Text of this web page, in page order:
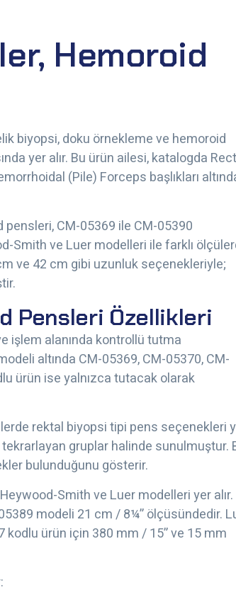
Hemoroid
biyopsi, doku örnekleme ve hemoroid
yer alır. Bu ürün ailesi, katalogda
(Pile) Forceps başlıkları
CM-05369 ile CM-05390
Smith ve Luer modelleri ile farklı
ve 42 cm gibi uzunluk seçenekleriyle;
Pensleri Özellikleri
işlem alanında kontrollü tutma
altında CM-05369, CM-05370, CM-
ürün ise yalnızca tutacak olarak
rektal biyopsi tipi pens seçenekleri
gruplar halinde sunulmuştur.
bulunduğunu gösterir.
Smith ve Luer modelleri yer alır.
modeli 21 cm / 8¼” ölçüsündedir.
ürün için 380 mm / 15” ve 15 mm